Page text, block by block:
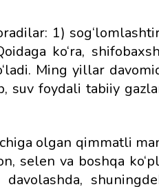
1)
ko‘ra,
Ming yillar
suv foydali tabiiy
olgan qimmatli
selen va boshqa